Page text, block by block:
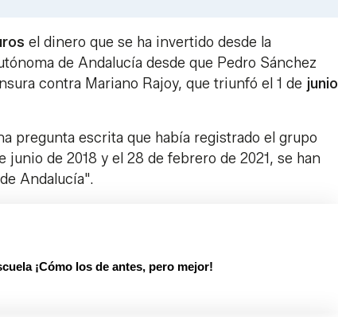
el dinero que se ha invertido desde la
de Andalucía desde que Pedro Sánchez
contra Mariano Rajoy, que triunfó el 1 de junio
pregunta escrita que había registrado el grupo
de 2018 y el 28 de febrero de 2021, se han
Andalucía".
¡Cómo los de antes, pero mejor!